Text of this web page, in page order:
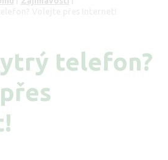
telefon?